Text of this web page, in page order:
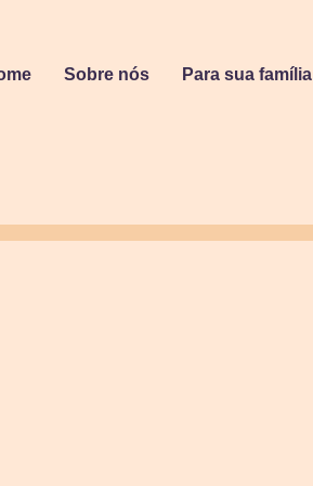
Sobre nós Para sua família